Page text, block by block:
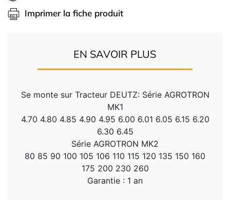
Imprimer la fiche produit
EN SAVOIR PLUS
Se monte sur Tracteur DEUTZ: Série AGROTRON
MK1
4.70 4.80 4.85 4.90 4.95 6.00 6.01 6.05 6.15 6.20
6.30 6.45
Série AGROTRON MK2
80 85 90 100 105 106 110 115 120 135 150 160
175 200 230 260
Garantie : 1 an